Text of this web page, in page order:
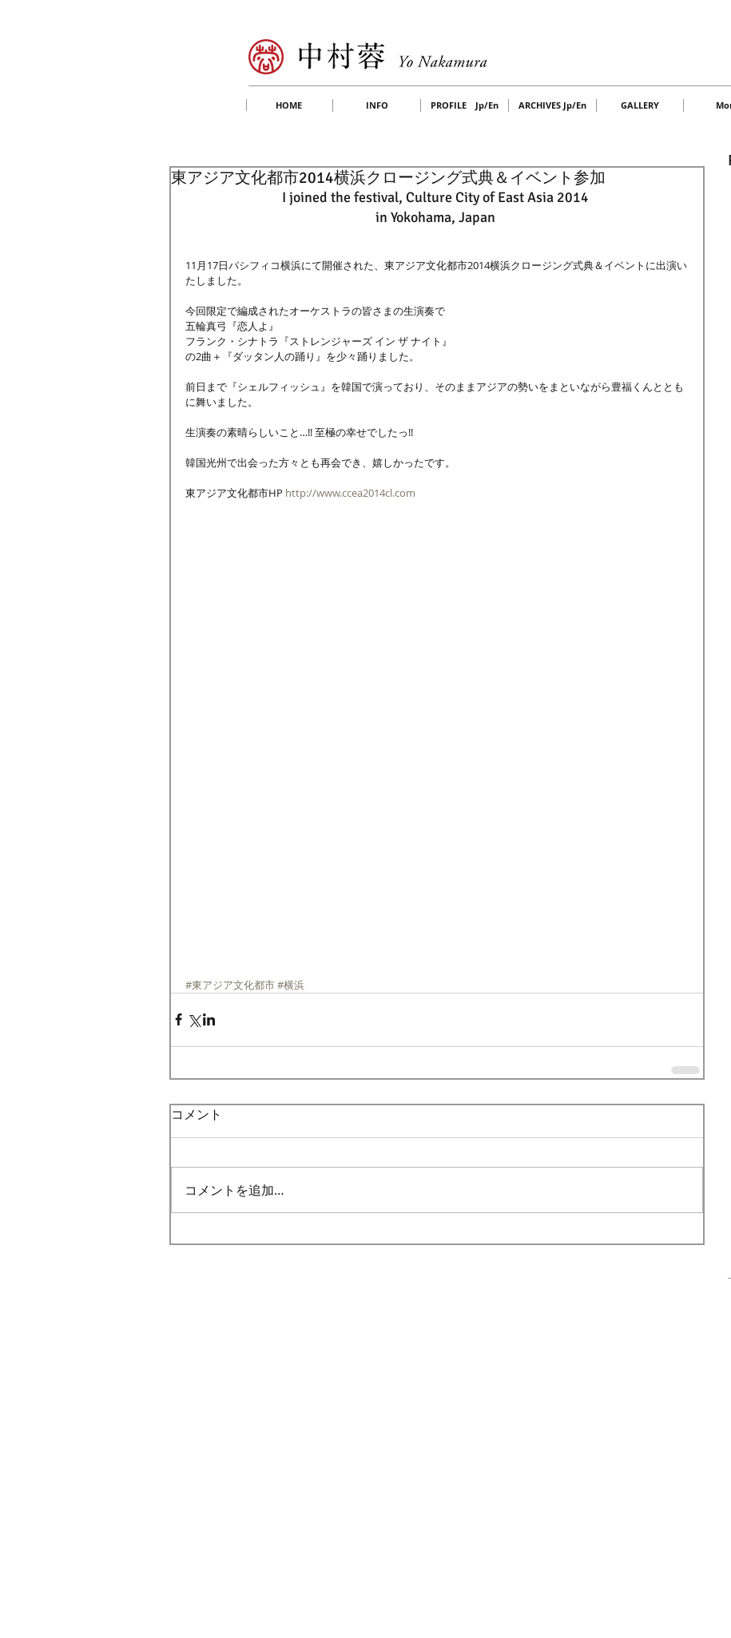
HOME INFO PROFILE Jp/En ARCHIVES Jp/En GALLERY
東アジア文化都市2014横浜クロージング式典＆イベント参加
I joined the festival, Culture City of East Asia 2014
in Yokohama, Japan
11月17日パシフィコ横浜にて開催された、東アジア文化都市2014横浜クロージング式典＆イベントに出演い
たしました。
今回限定で編成されたオーケストラの皆さまの生演奏で
五輪真弓『恋人よ』
フランク・シナトラ『ストレンジャーズ イン ザ ナイト』
の2曲＋『ダッタン人の踊り』を少々踊りました。
前日まで『シェルフィッシュ』を韓国で演っており、そのままアジアの勢いをまといながら豊福くんととも
に舞いました。
生演奏の素晴らしいこと…!! 至極の幸せでしたっ!!
韓国光州で出会った方々とも再会でき、嬉しかったです。
東アジア文化都市HP http://www.ccea2014cl.com
#東アジア文化都市#横浜
コメント
コメントを追加…